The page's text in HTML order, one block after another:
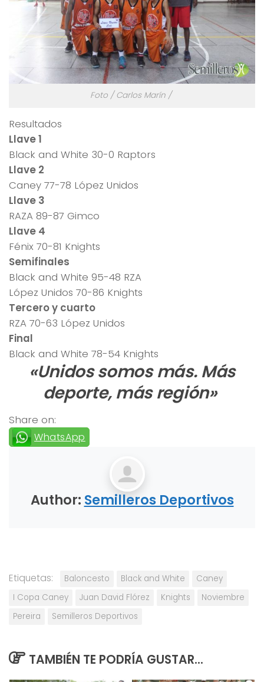
Foto / Carlos Marín /
Resultados
Llave 1
Black and White 30-0 Raptors
Llave 2
Caney 77-78 López Unidos
Llave 3
RAZA 89-87 Gimco
Llave 4
Fénix 70-81 Knights
Semifinales
Black and White 95-48 RZA
López Unidos 70-86 Knights
Tercero y cuarto
RZA 70-63 López Unidos
Final
Black and White 78-54 Knights
«Unidos somos más. Más
deporte, más región»
Share on:
WhatsApp
Author: Semilleros Deportivos
Etiquetas: Baloncesto Black and White
Caney
I Copa Caney
Juan David Flórez Knights
Noviembre
Pereira
Semilleros Deportivos
TAMBIÉN TE PODRÍA GUSTAR...